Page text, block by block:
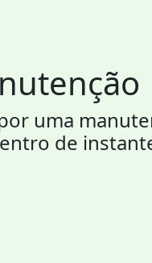
uma
de